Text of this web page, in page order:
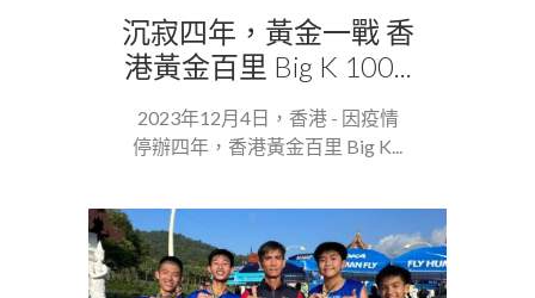
沉寂四年，黃金一戰 香
港黃金百里 Big K 100...
2023年12月4日，香港 - 因疫情
停辦四年，香港黃金百里 Big K...